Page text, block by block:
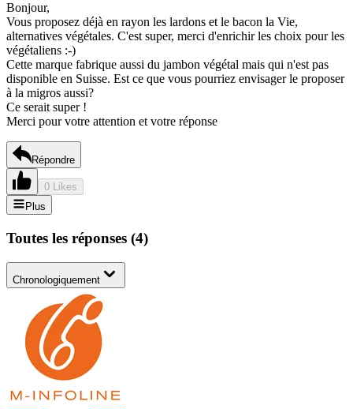
Bonjour,
Vous proposez déjà en rayon les lardons et le bacon la Vie,
alternatives végétales. C'est super, merci d'enrichir les choix pour les
végétaliens :-)
Cette marque fabrique aussi du jambon végétal mais qui n'est pas
disponible en Suisse. Est ce que vous pourriez envisager le proposer
à la migros aussi?
Ce serait super !
Merci pour votre attention et votre réponse
Répondre
0 Likes
Plus
Toutes les réponses (4)
Chronologiquement